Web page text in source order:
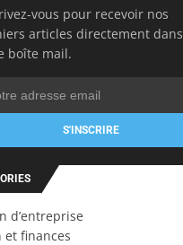
vous pour recevoir nos
articles directement dans
boîte mail.
S'INSCRIRE
d’entreprise
et finances